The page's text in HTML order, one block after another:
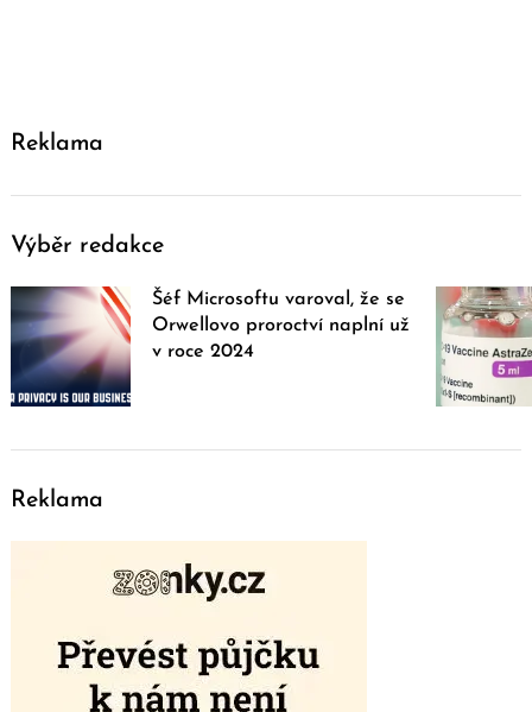
Reklama
Výběr redakce
Šéf Microsoftu varoval, že se
Orwellovo proroctví naplní už
v roce 2024
Reklama